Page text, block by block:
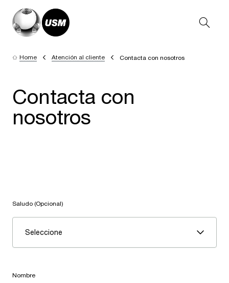
Home Atención al cliente Contacta con nosotros
Contacta con
nosotros
Saludo (Opcional)
Seleccione
Nombre